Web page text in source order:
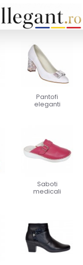
Pantofi
eleganti
Saboti
medicali